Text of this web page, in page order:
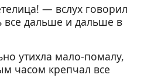
— вслух говорил
все дальше и дальше в
утихла мало-помалу,
часом крепчал все